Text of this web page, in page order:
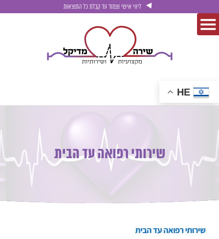
ליווי אישי וצמוד עד קבלת כל התוצאות
HE
שירותי רפואה עד הבית